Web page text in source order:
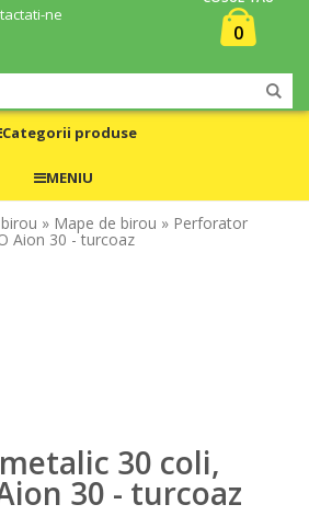
ne
0
Categorii produse
MENIU
» Mape de birou » Perforator
Aion 30 - turcoaz
30 coli,
30 - turcoaz